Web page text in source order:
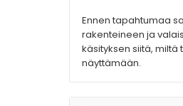
Ennen tapahtumaa
rakenteineen ja
käsityksen siitä, miltä
näyttämään.